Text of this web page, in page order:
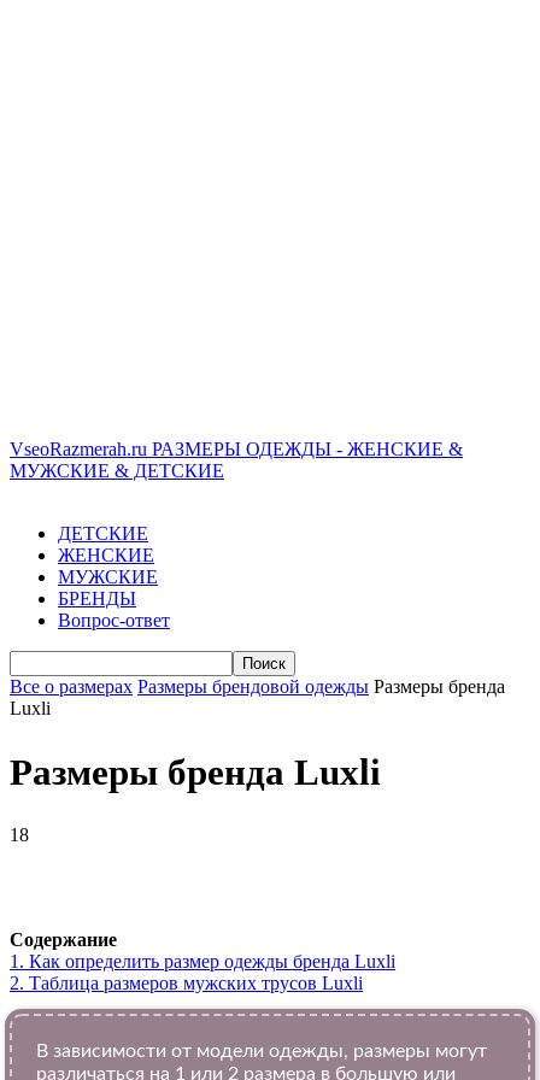
VseoRazmerah.ru РАЗМЕРЫ ОДЕЖДЫ - ЖЕНСКИЕ &
МУЖСКИЕ & ДЕТСКИЕ
ДЕТСКИЕ
ЖЕНСКИЕ
МУЖСКИЕ
БРЕНДЫ
Вопрос-ответ
Все о размерах Размеры брендовой одежды Размеры бренда
Luxli
Размеры бренда Luxli
18
Содержание
1. Как определить размер одежды брендa Luxli
2. Таблица размеров мужских трусов Luxli
В зависимости от модели одежды, размеры могут
различаться на 1 или 2 размера в большую или